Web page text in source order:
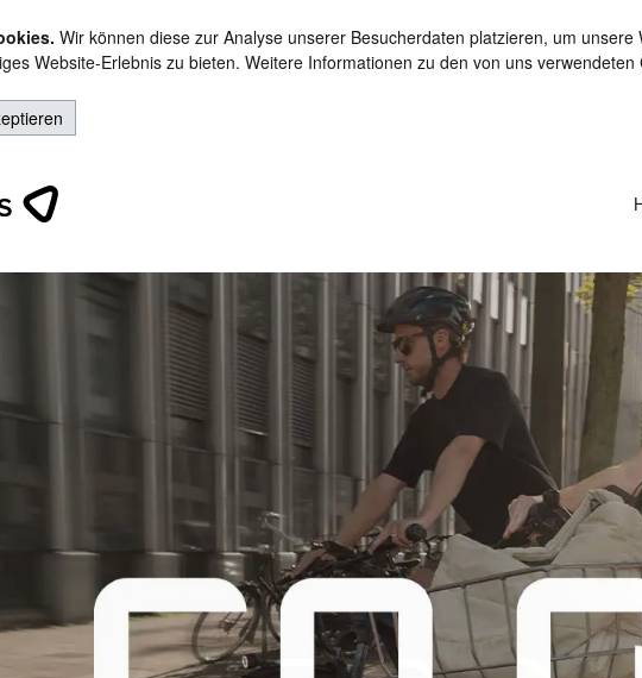
Wir können diese zur Analyse unserer Besucherdaten platzieren, um
Website-Erlebnis zu bieten. Weitere Informationen zu den von uns verwendeten